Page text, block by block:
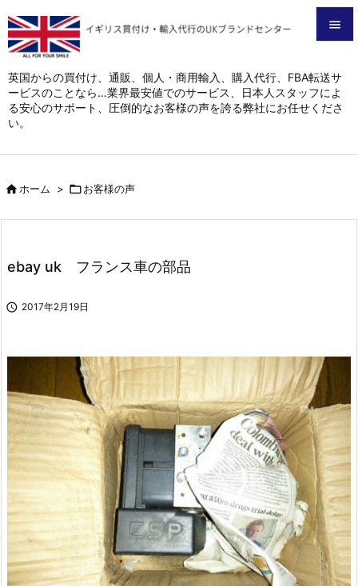
英国からの買付け、通販、個人・商用輸入、購入代行、FBA転送サ
ービスのことなら…業界最安値でのサービス、日本人スタッフによ
る安心のサポート、圧倒的なお客様の声を誇る弊社にお任せくださ
い。

メニュ

サイド
前へ

ホーム > お客様の声
ebay uk フランス車の部品
 2017年2月19日